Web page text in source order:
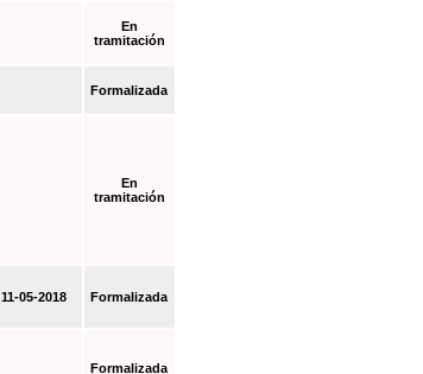
En
tramitación
Formalizada
En
tramitación
11-05-2018 Formalizada
Formalizada